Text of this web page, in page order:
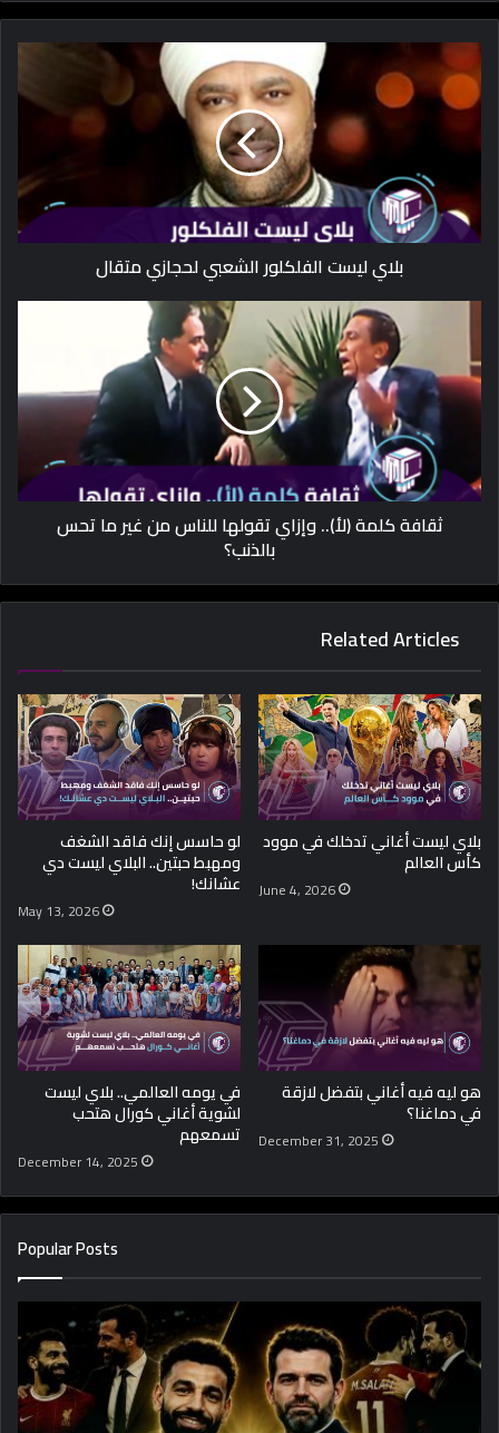
بلاي ليست الفلكلور الشعبي لحجازي متقال
ثقافة كلمة (لأ).. وإزاي تقولها للناس من غير ما تحس
بالذنب؟
Related Articles
بلاي ليست أغاني تدخلك في موود
كأس العالم
June 4, 2026
لو حاسس إنك فاقد الشغف
ومهبط حبتين.. البلاي ليست دي
عشانك!
May 13, 2026
هو ليه فيه أغاني بتفضل لازقة
في دماغنا؟
December 31, 2025
في يومه العالمي.. بلاي ليست
لشوية أغاني كورال هتحب
تسمعهم
December 14, 2025
Popular Posts